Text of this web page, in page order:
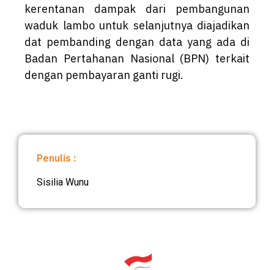
kerentanan dampak dari pembangunan
waduk lambo untuk selanjutnya diajadikan
dat pembanding dengan data yang ada di
Badan Pertahanan Nasional (BPN) terkait
dengan pembayaran ganti rugi.
Penulis :
Sisilia Wunu